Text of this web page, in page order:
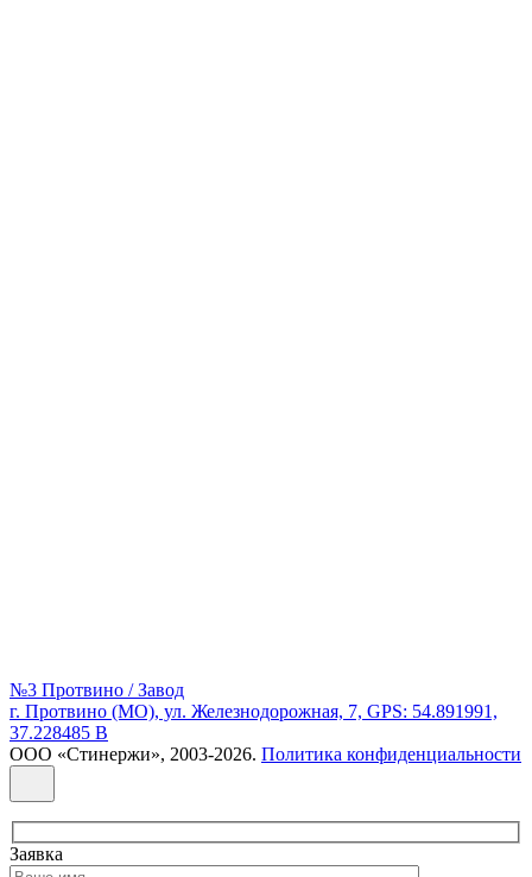
№3 Протвино / Завод
г. Протвино (МО), ул. Железнодорожная, 7, GPS: 54.891991,
37.228485 В
ООО «Стинержи», 2003-2026. Политика конфиденциальности
Заявка